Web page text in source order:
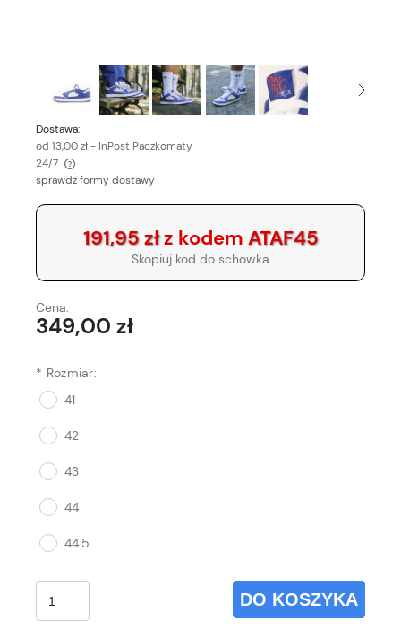
Dostawa:
od 13,00 zł- InPost Paczkomaty
24/7
Cena nie zawiera ewentualnych kosztów płatności
sprawdź formy dostawy
191,95 złz kodem ATAF45
Skopiuj kod do schowka
Cena:
349,00 zł
* Rozmiar:
41
42
43
44
44.5
DO KOSZYKA